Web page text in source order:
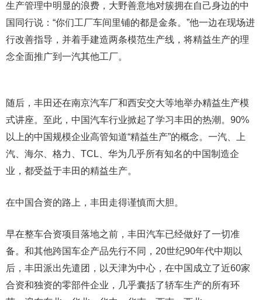
生产管理中明显的浪费，大野善意地对簇拥在自己身边的中
国同行说：“你们工厂车间里铺的都是金条。”他一边在现场进
行改善指导，并着手建造两条模范生产线，将精益生产的理
念全面推广到一汽其他工厂。
随后，丰田还在南京汽车厂和西安交大等地举办精益生产模
式讲座。至此，中国汽车行业掀起了学习丰田的热潮。90%
以上的中国规模企业高管知道“精益生产”的概念。一汽、上
汽、海尔、格力、TCL、华为几乎所有知名的中国制造企
业，都受益于丰田的精益生产。
在中国合资的路上，丰田走得谨慎而大胆。
早在整车合资项目落地之前，丰田汽车已经做好了一切准
备。和其他跨国车企产品先行不同，20世纪90年代中期以
后，丰田派出先遣团，以天津为中心，在中国成立了近60家
合资和独资的零部件企业，几乎囊括了轿车生产的所有环